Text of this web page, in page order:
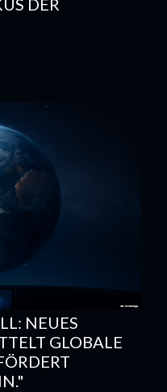
DER
NEUES
GLOBALE